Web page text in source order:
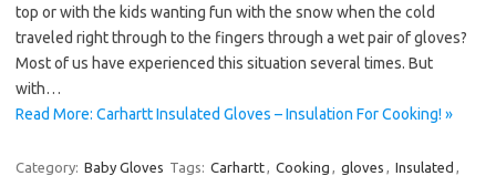
top or with the kids wanting fun with the snow when the cold
traveled right through to the fingers through a wet pair of gloves?
Most of us have experienced this situation several times. But
with…
Read More: Carhartt Insulated Gloves – Insulation For Cooking! »
Category: Baby Gloves Tags: Carhartt, Cooking , gloves , Insulated ,